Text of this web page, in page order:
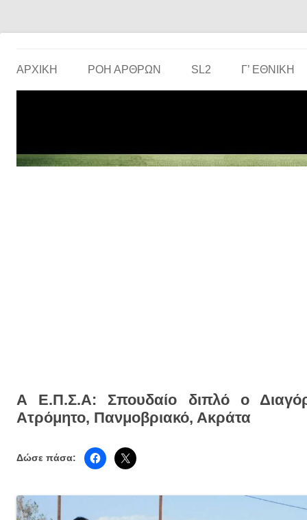
ΑΡΧΙΚΗ ΡΟΗ ΑΡΘΡΩΝ SL2 Γ’ ΕΘΝΙΚΉ
Α Ε.Π.Σ.Α: Σπουδαίο διπλό ο
Ατρόμητο, Πανμοβριακό, Ακράτα
Δώσε πάσα: